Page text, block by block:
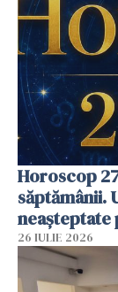
Horoscop
săptămânii.
neașteptate
26 IULIE 2026